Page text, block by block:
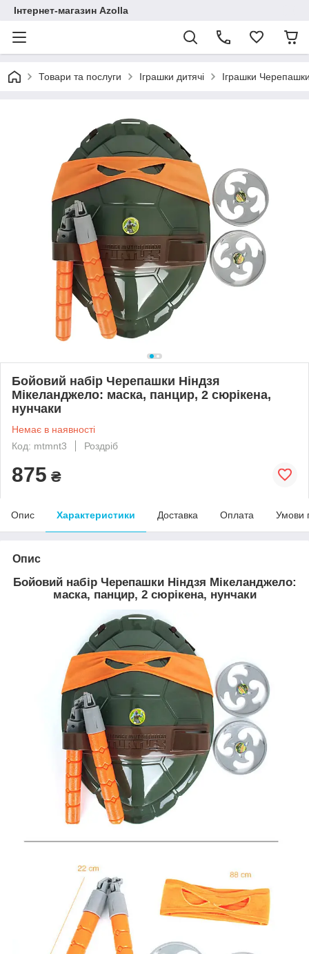
Інтернет-магазин Azolla
Товари та послуги Іграшки дитячі Іграшки
Бойовий набір Черепашки Ніндзя
Мікеланджело: маска, панцир, 2 сюрікена,
нунчаки
Немає в наявності
Код: mtmnt3
Роздріб
875 ₴
Опис Характеристики Доставка Оплата Умови
Опис
Бойовий набір Черепашки Ніндзя Мікеланджело:
маска, панцир, 2 сюрікена, нунчаки